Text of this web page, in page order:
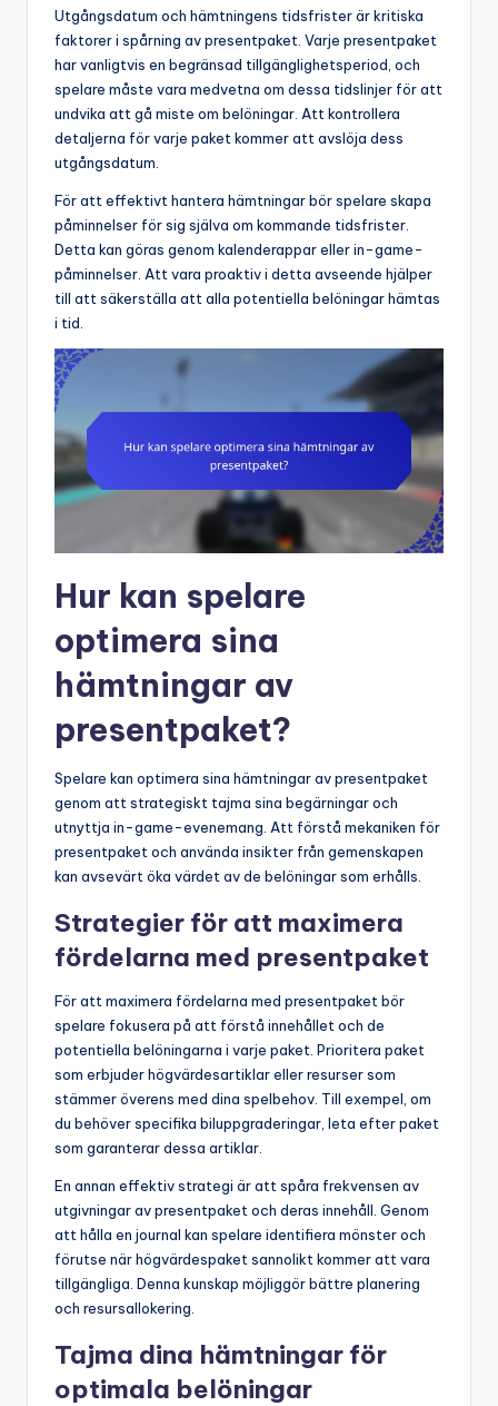
Utgångsdatum och hämtningens tidsfrister är kritiska
faktorer i spårning av presentpaket. Varje presentpaket
har vanligtvis en begränsad tillgänglighetsperiod, och
spelare måste vara medvetna om dessa tidslinjer för att
undvika att gå miste om belöningar. Att kontrollera
detaljerna för varje paket kommer att avslöja dess
utgångsdatum.
För att effektivt hantera hämtningar bör spelare skapa
påminnelser för sig själva om kommande tidsfrister.
Detta kan göras genom kalenderappar eller in-game-
påminnelser. Att vara proaktiv i detta avseende hjälper
till att säkerställa att alla potentiella belöningar hämtas
i tid.
Hur kan spelare
optimera sina
hämtningar av
presentpaket?
Spelare kan optimera sina hämtningar av presentpaket
genom att strategiskt tajma sina begärningar och
utnyttja in-game-evenemang. Att förstå mekaniken för
presentpaket och använda insikter från gemenskapen
kan avsevärt öka värdet av de belöningar som erhålls.
Strategier för att maximera
fördelarna med presentpaket
För att maximera fördelarna med presentpaket bör
spelare fokusera på att förstå innehållet och de
potentiella belöningarna i varje paket. Prioritera paket
som erbjuder högvärdesartiklar eller resurser som
stämmer överens med dina spelbehov. Till exempel, om
du behöver specifika biluppgraderingar, leta efter paket
som garanterar dessa artiklar.
En annan effektiv strategi är att spåra frekvensen av
utgivningar av presentpaket och deras innehåll. Genom
att hålla en journal kan spelare identifiera mönster och
förutse när högvärdespaket sannolikt kommer att vara
tillgängliga. Denna kunskap möjliggör bättre planering
och resursallokering.
Tajma dina hämtningar för
optimala belöningar